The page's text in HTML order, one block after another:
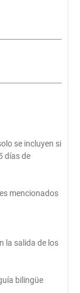
se incluyen si
días de
mencionados
la salida de los
bilingüe